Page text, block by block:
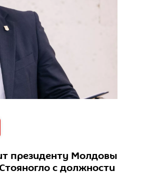
президенту Молдовы
с должности